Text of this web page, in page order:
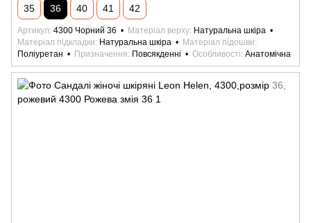
35 36 40 41 42
Артикул 4300 Чорний 36 Матеріал верху Натуральна шкіра
Матеріал підкладки
Натуральна шкіра
Матеріал підошви
Поліуретан
Призначення Повсякденні Особливості Анатомічна